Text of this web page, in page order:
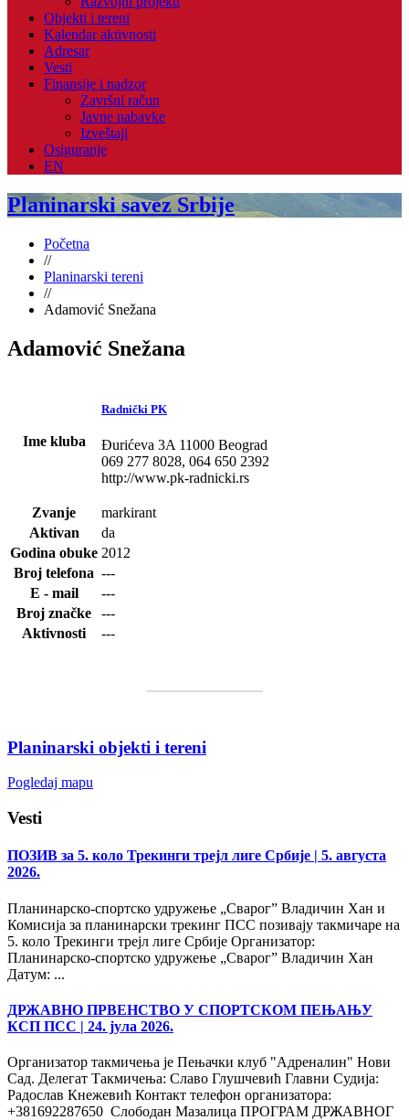
Objekti i tereni
Kalendar aktivnosti
Adresar
Vesti
Finansije i nadzor
Završni račun
Javne nabavke
Izveštaji
Osiguranje
EN
Planinarski savez Srbije
Početna
//
Planinarski tereni
//
Adamović Snežana
Adamović Snežana
Ime kluba
Radnički PK
Đurićeva 3A 11000 Beograd
069 277 8028, 064 650 2392
http://www.pk-radnicki.rs
Zvanje
markirant
Aktivan
da
Godina obuke 2012
Broj telefona ---
E - mail
---
Broj značke
---
Aktivnosti
---
Planinarski objekti i tereni
Pogledaj mapu
Vesti
ПОЗИВ за 5. коло Трекинги трејл лиге Србије | 5. августа
2026.
Планинарско-спортско удружење „Сварог” Владичин Хан и
Комисија за планинарски трекинг ПСС позивају такмичаре на
5. коло Трекинги трејл лиге Србије Организатор:
Планинарско-спортско удружење „Сварог” Владичин Хан
Датум: ...
ДРЖАВНО ПРВЕНСТВО У СПОРТСКОМ ПЕЊАЊУ
КСП ПСС | 24. јула 2026.
Организатор такмичења је Пењачки клуб "Адреналин" Нови
Сад. Делегат Такмичења: Славо Глушчевић Главни Судија:
Радослав Кнежевић Контакт телефон организатора:
+381692287650 Слободан Мазалица ПРОГРАМ ДРЖАВНОГ